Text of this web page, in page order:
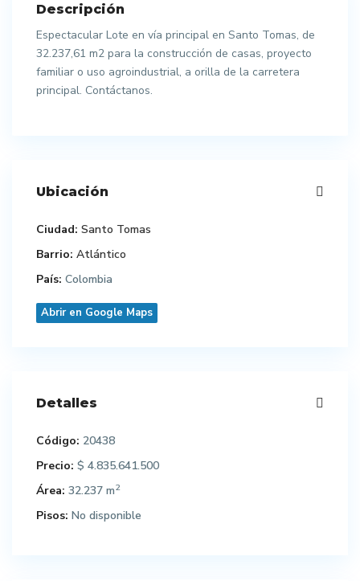
Descripción
Espectacular Lote en vía principal en Santo Tomas, de
32.237,61 m2 para la construcción de casas, proyecto
familiar o uso agroindustrial, a orilla de la carretera
principal. Contáctanos.
Ubicación
Ciudad: Santo Tomas
Barrio: Atlántico
País: Colombia
Abrir en Google Maps
Detalles
Código: 20438
Precio: $ 4.835.641.500
Área: 32.237 m2
Pisos: No disponible